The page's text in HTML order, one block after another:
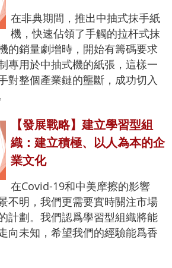
在非典期間，推出中抽式抹手紙
機，快速佔領了手觸的拉杆式抹
的銷量劇增時，開始有籌碼要求
專用於中抽式機的紙張，這樣一
對整個產業鏈的壟斷，成功切入
【發展戰略】建立學習型組
織：建立積極、以人為本的企
業文化
在Covid-19和中美摩擦的影響
不明，我們更需要實時關注市場
計劃。我們認爲學習型組織將能
向未知，希望我們的經驗能爲香